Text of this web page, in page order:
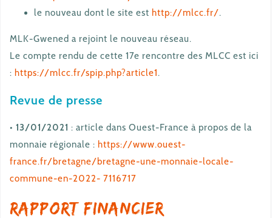
le nouveau dont le site est http://mlcc.fr/.
MLK-Gwened a rejoint le nouveau réseau.
Le compte rendu de cette 17e rencontre des MLCC est ici
: https://mlcc.fr/spip.php?article1.
Revue de presse
• 13/01/2021 : article dans Ouest-France à propos de la
monnaie régionale : https://www.ouest-
france.fr/bretagne/bretagne-une-monnaie-locale-
commune-en-2022- 7116717
Rapport financier